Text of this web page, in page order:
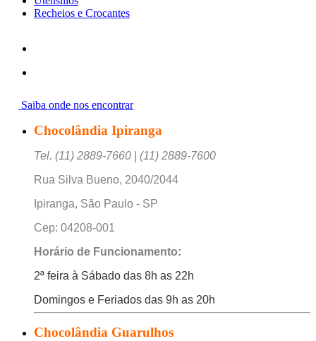
Recheios e Crocantes
Saiba onde nos encontrar
Chocolândia Ipiranga
Tel. (11) 2889-7660 | (11) 2889-7600
Rua Silva Bueno, 2040/2044
Ipiranga, São Paulo - SP
Cep: 04208-001
Horário de Funcionamento:
2ª feira à Sábado das 8h as 22h
Domingos e Feriados das 9h as 20h
Chocolândia Guarulhos